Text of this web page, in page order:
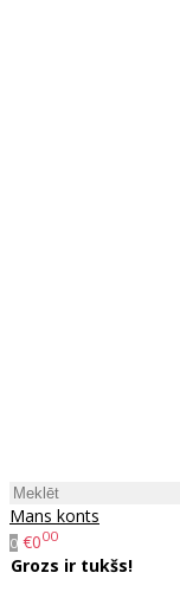
Mans konts
0 €000
Grozs ir tukšs!